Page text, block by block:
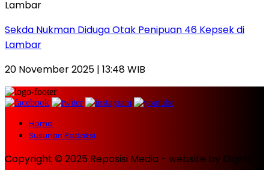
Sekda Nukman Diduga Otak Penipuan 46 Kepsek di
Lambar
20 November 2025 | 13:48 WIB
Home
Susunan Redaksi
Copyright © 2025 Reposisi Media - website by Digital